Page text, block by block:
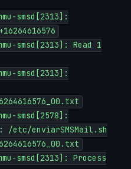
smsd[2313]:
smsd[2313]: Read 1
smsd[2313]:
smsd[2578]:
etc/enviarSMSMail.sh
smsd[2313]: Process